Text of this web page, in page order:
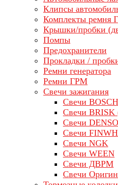
Клипсы
Комплекты ремня
Крышки/пробки
Помпы
Предохранители
Прокладки /
Ремни генератора
Ремни ГРМ
Свечи зажигания
Свечи BOSCH
Свечи BRISK
Свечи DENSO
Свечи
Свечи NGK
Свечи WEEN
Свечи ДВРМ
Свечи